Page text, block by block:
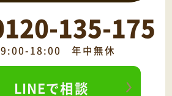
135-175
9:00-18:00 年中無休
LINEで相談